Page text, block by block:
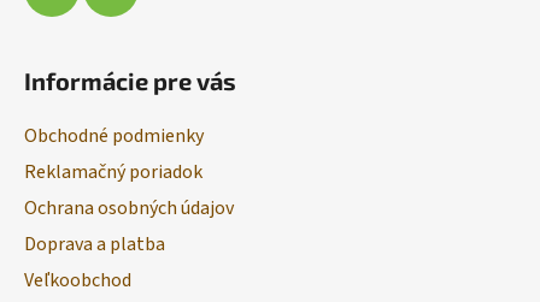
Informácie pre vás
Obchodné podmienky
Reklamačný poriadok
Ochrana osobných údajov
Doprava a platba
Veľkoobchod